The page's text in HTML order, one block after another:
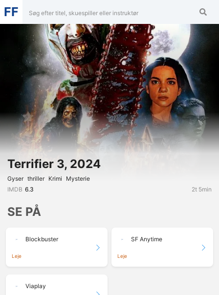
FF
Terrifier 3, 2024
Gyser Thriller Krimi
Mysterie
IMDB 6.3 2t 5min
SE PÅ
Blockbuster
Leje
SF Anytime
Leje
Viaplay